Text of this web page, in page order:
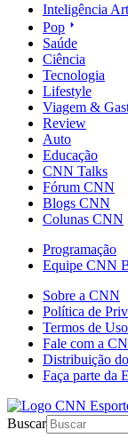
Inteligência
Pop
Saúde
Ciência
Tecnologia
Lifestyle
Viagem &
Review
Auto
Educação
CNN Talks
Fórum CNN
Blogs CNN
Colunas CNN
Programação
Equipe CNN
Sobre a CNN
Política de
Termos de Uso
Fale com a
Distribuição
Faça parte da
Buscar